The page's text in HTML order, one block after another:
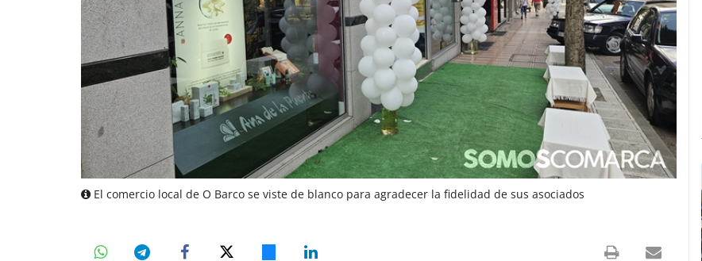
El comercio local de O Barco se viste de blanco para agradecer la fidelidad de sus asociados